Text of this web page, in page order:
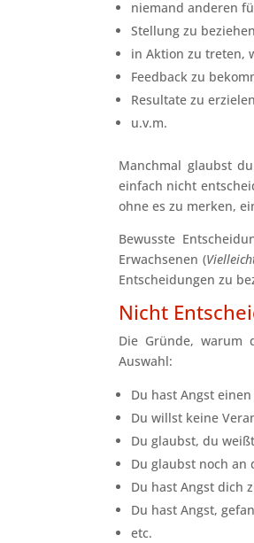
niemand anderen
Stellung zu
in Aktion zu treten,
Feedback zu
Resultate zu
u.v.m.
Manchmal glaubst
einfach nicht
ohne es zu merken,
Bewusste
Erwachsenen (
Entscheidungen zu
Nicht
Die Gründe, warum
Auswahl:
Du hast Angst
Du willst keine
Du glaubst, du
Du glaubst noch an
Du hast Angst dich
Du hast Angst,
etc.